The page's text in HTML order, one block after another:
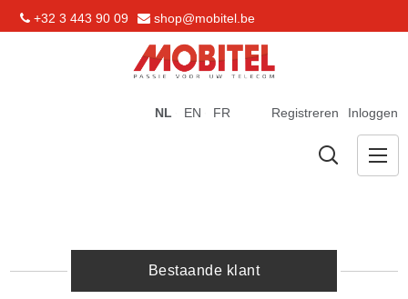
+32 3 443 90 09 shop@mobitel.be
Registreren Inloggen
NL EN FR
Bestaande klant